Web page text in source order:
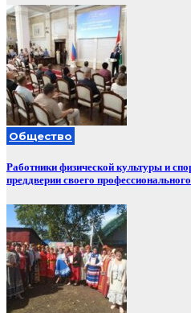
Общество
Работники физической культуры и
преддверии своего